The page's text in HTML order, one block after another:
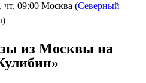
чт, 09:00 Москва (Северный
)
из Москвы на